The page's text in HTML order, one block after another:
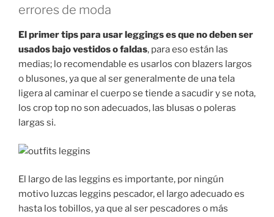
errores de moda
El primer tips para usar leggings es que no deben ser
usados bajo vestidos o faldas, para eso están las
medias; lo recomendable es usarlos con blazers largos
o blusones, ya que al ser generalmente de una tela
ligera al caminar el cuerpo se tiende a sacudir y se nota,
los crop top no son adecuados, las blusas o poleras
largas si.
El largo de las leggins es importante, por ningún
motivo luzcas leggins pescador, el largo adecuado es
hasta los tobillos, ya que al ser pescadores o más